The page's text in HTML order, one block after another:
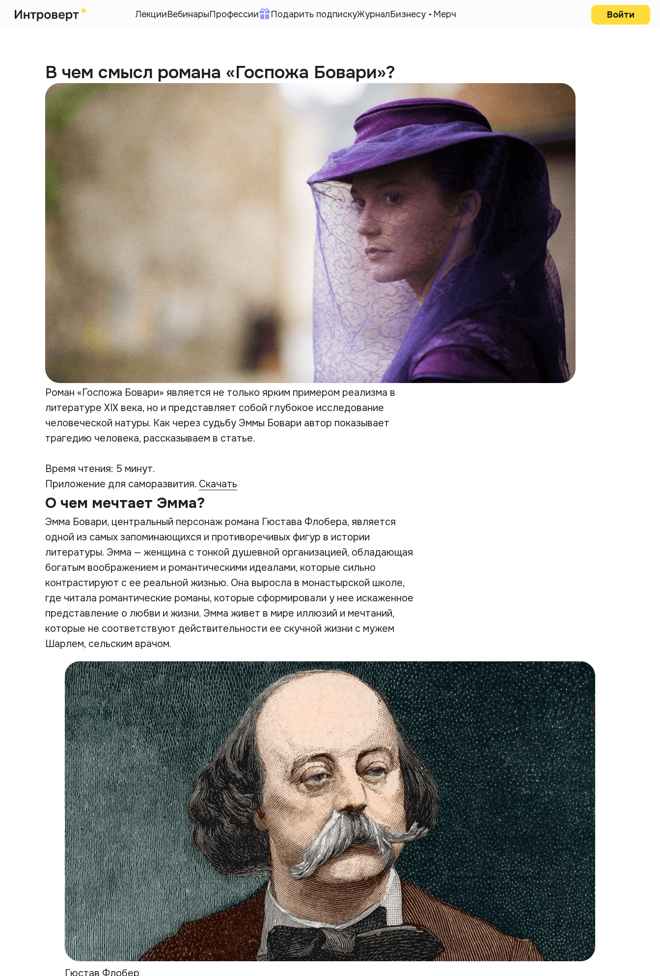
ЛекцииВебинарыПрофессии Подарить подпискуЖурналБизнесу Мерч Войти
В чем смысл романа «Госпожа Бовари»?
Роман «Госпожа Бовари» является не только ярким примером реализма в
литературе XIX века, но и представляет собой глубокое исследование
человеческой натуры. Как через судьбу Эммы Бовари автор показывает
трагедию человека, рассказываем в статье.
Время чтения: 5 минут.
Приложение для саморазвития. Скачать
О чем мечтает Эмма?
Эмма Бовари, центральный персонаж романа Гюстава Флобера, является
одной из самых запоминающихся и противоречивых фигур в истории
литературы. Эмма — женщина с тонкой душевной организацией, обладающая
богатым воображением и романтическими идеалами, которые сильно
контрастируют с ее реальной жизнью. Она выросла в монастырской школе,
где читала романтические романы, которые сформировали у нее искаженное
представление о любви и жизни. Эмма живет в мире иллюзий и мечтаний,
которые не соответствуют действительности ее скучной жизни с мужем
Шарлем, сельским врачом.
Гюстав Флобер